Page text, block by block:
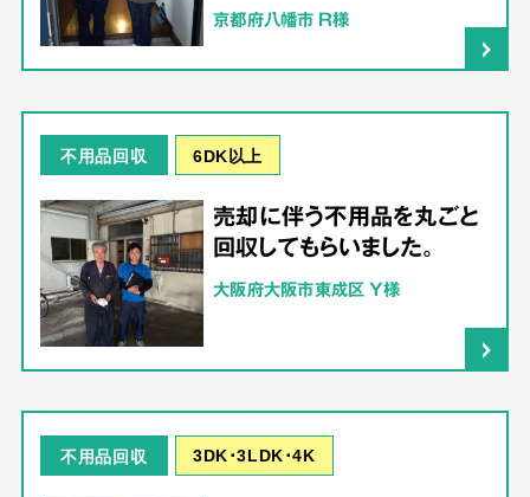
京都府八幡市 R様
不用品回収 6DK以上
売却に伴う不用品を丸ごと
回収してもらいました。
大阪府大阪市東成区 Y様
不用品回収 3DK･3LDK･4K